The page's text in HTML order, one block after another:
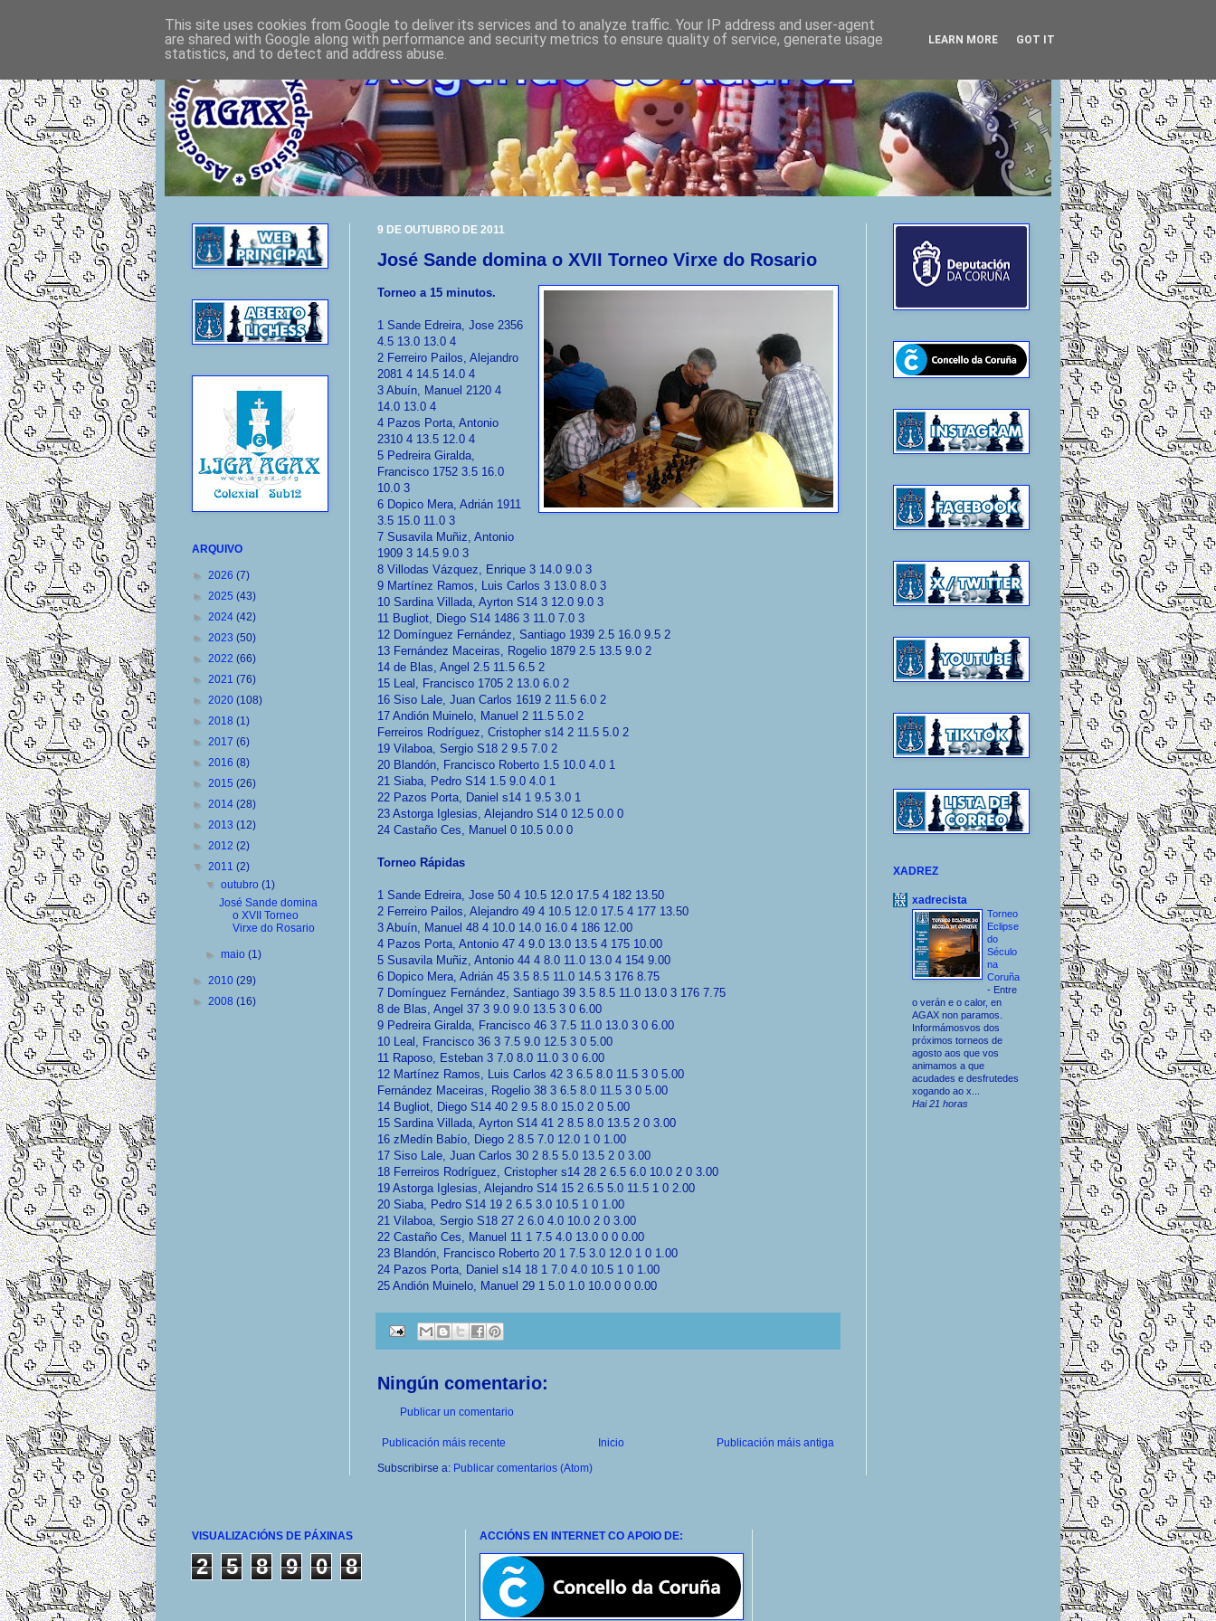
9 DE OUTUBRO DE 2011
José Sande domina o XVII Torneo Virxe do Rosario
Torneo a 15 minutos.
1 Sande Edreira, Jose 2356
4.5 13.0 13.0 4
2 Ferreiro Pailos, Alejandro
2081 4 14.5 14.0 4
3 Abuín, Manuel 2120 4
14.0 13.0 4
4 Pazos Porta, Antonio
2310 4 13.5 12.0 4
5 Pedreira Giralda,
Francisco 1752 3.5 16.0
10.0 3
6 Dopico Mera, Adrián 1911
3.5 15.0 11.0 3
7 Susavila Muñiz, Antonio
1909 3 14.5 9.0 3
8 Villodas Vázquez, Enrique 3 14.0 9.0 3
9 Martínez Ramos, Luis Carlos 3 13.0 8.0 3
10 Sardina Villada, Ayrton S14 3 12.0 9.0 3
11 Bugliot, Diego S14 1486 3 11.0 7.0 3
12 Domínguez Fernández, Santiago 1939 2.5 16.0 9.5 2
13 Fernández Maceiras, Rogelio 1879 2.5 13.5 9.0 2
14 de Blas, Angel 2.5 11.5 6.5 2
15 Leal, Francisco 1705 2 13.0 6.0 2
16 Siso Lale, Juan Carlos 1619 2 11.5 6.0 2
17 Andión Muinelo, Manuel 2 11.5 5.0 2
Ferreiros Rodríguez, Cristopher s14 2 11.5 5.0 2
19 Vilaboa, Sergio S18 2 9.5 7.0 2
20 Blandón, Francisco Roberto 1.5 10.0 4.0 1
21 Siaba, Pedro S14 1.5 9.0 4.0 1
22 Pazos Porta, Daniel s14 1 9.5 3.0 1
23 Astorga Iglesias, Alejandro S14 0 12.5 0.0 0
24 Castaño Ces, Manuel 0 10.5 0.0 0
Torneo Rápidas
1 Sande Edreira, Jose 50 4 10.5 12.0 17.5 4 182 13.50
2 Ferreiro Pailos, Alejandro 49 4 10.5 12.0 17.5 4 177 13.50
3 Abuín, Manuel 48 4 10.0 14.0 16.0 4 186 12.00
4 Pazos Porta, Antonio 47 4 9.0 13.0 13.5 4 175 10.00
5 Susavila Muñiz, Antonio 44 4 8.0 11.0 13.0 4 154 9.00
6 Dopico Mera, Adrián 45 3.5 8.5 11.0 14.5 3 176 8.75
7 Domínguez Fernández, Santiago 39 3.5 8.5 11.0 13.0 3 176 7.75
8 de Blas, Angel 37 3 9.0 9.0 13.5 3 0 6.00
9 Pedreira Giralda, Francisco 46 3 7.5 11.0 13.0 3 0 6.00
10 Leal, Francisco 36 3 7.5 9.0 12.5 3 0 5.00
11 Raposo, Esteban 3 7.0 8.0 11.0 3 0 6.00
12 Martínez Ramos, Luis Carlos 42 3 6.5 8.0 11.5 3 0 5.00
Fernández Maceiras, Rogelio 38 3 6.5 8.0 11.5 3 0 5.00
14 Bugliot, Diego S14 40 2 9.5 8.0 15.0 2 0 5.00
15 Sardina Villada, Ayrton S14 41 2 8.5 8.0 13.5 2 0 3.00
16 zMedín Babío, Diego 2 8.5 7.0 12.0 1 0 1.00
17 Siso Lale, Juan Carlos 30 2 8.5 5.0 13.5 2 0 3.00
18 Ferreiros Rodríguez, Cristopher s14 28 2 6.5 6.0 10.0 2 0 3.00
19 Astorga Iglesias, Alejandro S14 15 2 6.5 5.0 11.5 1 0 2.00
20 Siaba, Pedro S14 19 2 6.5 3.0 10.5 1 0 1.00
21 Vilaboa, Sergio S18 27 2 6.0 4.0 10.0 2 0 3.00
22 Castaño Ces, Manuel 11 1 7.5 4.0 13.0 0 0 0.00
23 Blandón, Francisco Roberto 20 1 7.5 3.0 12.0 1 0 1.00
24 Pazos Porta, Daniel s14 18 1 7.0 4.0 10.5 1 0 1.00
25 Andión Muinelo, Manuel 29 1 5.0 1.0 10.0 0 0 0.00
Ningún comentario:
Publicar un comentario
Publicación máis recente Publicación máis antiga
Inicio
Subscribirse a: Publicar comentarios (Atom)
ARQUIVO
► 2026 (7)
► 2025 (43)
► 2024 (42)
► 2023 (50)
► 2022 (66)
► 2021 (76)
► 2020 (108)
► 2018 (1)
► 2017 (6)
► 2016 (8)
► 2015 (26)
► 2014 (28)
► 2013 (12)
► 2012 (2)
▼ 2011 (2)
▼outubro(1)
José Sande domina
o XVII Torneo
Virxe do Rosario
►maio(1)
► 2010 (29)
► 2008 (16)
XADREZ
xadrecista
Torneo
Eclipse
do
Século
na
Coruña
- Entre
o verán e o calor, en
AGAX non paramos.
Informámosvos dos
próximos torneos de
agosto aos que vos
animamos a que
acudades e desfrutedes
xogando ao x...
Hai 21 horas
VISUALIZACIÓNS DE PÁXINAS
2 5 8 9 0 8
ACCIÓNS EN INTERNET CO APOIO DE:
This site uses cookies from Google to deliver its services and to analyze traffic. Your IP address and user-agent
are shared with Google along with performance and security metrics to ensure quality of service, generate usage
statistics, and to detect and address abuse.
LEARN MORE GOT IT